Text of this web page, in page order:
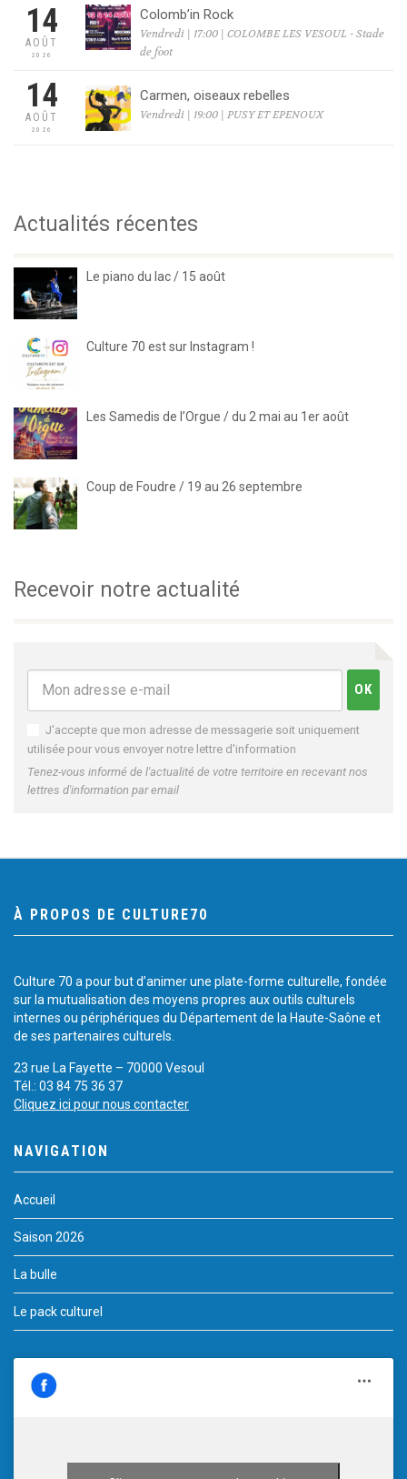
14
AOÛT
2026
Colomb’in Rock
Vendredi | 17:00 | COLOMBE LES VESOUL - Stade
de foot
14
AOÛT
2026
Carmen, oiseaux rebelles
Vendredi | 19:00 | PUSY ET EPENOUX
Actualités récentes
Le piano du lac / 15 août
Culture 70 est sur Instagram !
Les Samedis de l’Orgue / du 2 mai au 1er août
Coup de Foudre / 19 au 26 septembre
Recevoir notre actualité
J'accepte que mon adresse de messagerie soit uniquement
utilisée pour vous envoyer notre lettre d'information
Tenez-vous informé de l'actualité de votre territoire en recevant nos
lettres d'information par email
À PROPOS DE CULTURE70
Culture 70 a pour but d’animer une plate-forme culturelle, fondée
sur la mutualisation des moyens propres aux outils culturels
internes ou périphériques du Département de la Haute-Saône et
de ses partenaires culturels.
23 rue La Fayette – 70000 Vesoul
Tél.: 03 84 75 36 37
Cliquez ici pour nous contacter
NAVIGATION
Accueil
Saison 2026
La bulle
Le pack culturel